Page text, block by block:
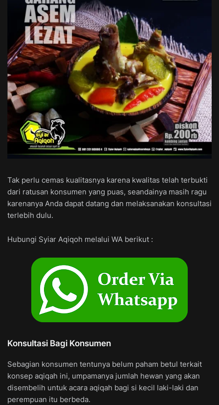
Tak perlu cemas kualitasnya karena kwalitas telah terbukti
dari ratusan konsumen yang puas, seandainya masih ragu
karenanya Anda dapat datang dan melaksanakan konsultasi
terlebih dulu.
Hubungi Syiar Aqiqoh melalui WA berikut :
Konsultasi Bagi Konsumen
Sebagian konsumen tentunya belum paham betul terkait
konsep aqiqah ini, umpamanya jumlah hewan yang akan
disembelih untuk acara aqiqah bagi si kecil laki-laki dan
perempuan itu berbeda.